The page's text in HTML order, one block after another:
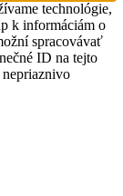
technológie,
k informáciám o
spracovávať
ID na tejto
nepriaznivo